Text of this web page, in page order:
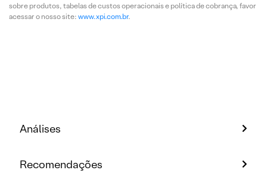
sobre produtos, tabelas de custos operacionais e política de cobrança, favor
acessar o nosso site: www.xpi.com.br.
Análises
Recomendações